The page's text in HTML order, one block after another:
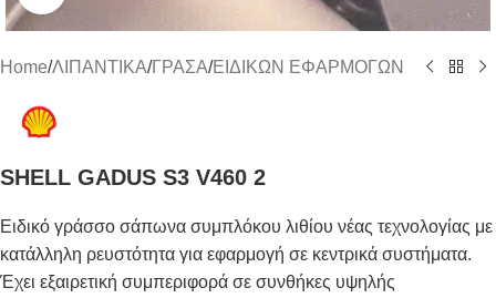
Home/ΛΙΠΑΝΤΙΚΑ/ΓΡΑΣΑ/ΕΙΔΙΚΩΝ ΕΦΑΡΜΟΓΩΝ
SHELL GADUS S3 V460 2
Ειδικό γράσσο σάπωνα συμπλόκου λιθίου νέας τεχνολογίας με
κατάλληλη ρευστότητα για εφαρμογή σε κεντρικά συστήματα.
Έχει εξαιρετική συμπεριφορά σε συνθήκες υψηλής